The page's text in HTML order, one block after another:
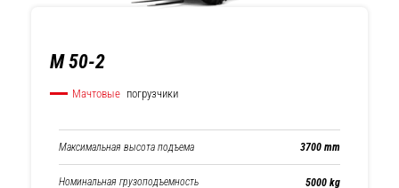
M 50-2
Мачтовые погрузчики
Максимальная высота подъема 3700 mm
Номинальная грузоподъемность 5000 kg